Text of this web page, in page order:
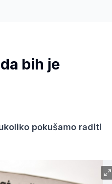
bih je
pokušamo raditi